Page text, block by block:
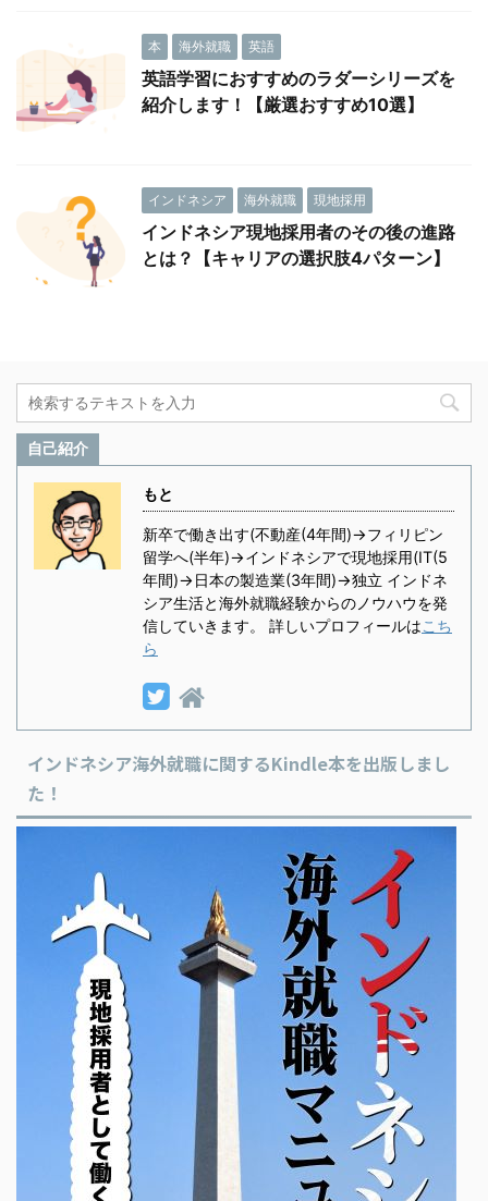
本 海外就職 英語
英語学習におすすめのラダーシリーズを
紹介します！【厳選おすすめ10選】
インドネシア 海外就職 現地採用
インドネシア現地採用者のその後の進路
とは？【キャリアの選択肢4パターン】
自己紹介
もと
新卒で働き出す(不動産(4年間)→フィリピン
留学へ(半年)→インドネシアで現地採用(IT(5
年間)→日本の製造業(3年間)→独立 インドネ
シア生活と海外就職経験からのノウハウを発
信していきます。 詳しいプロフィールはこち
ら
インドネシア海外就職に関するKindle本を出版しまし
た！